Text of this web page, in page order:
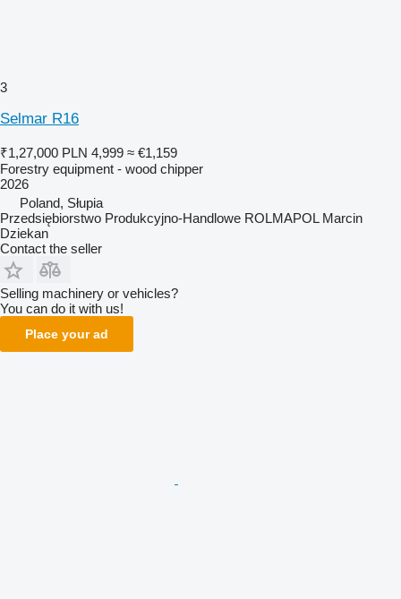
3
Selmar R16
₹1,27,000 PLN 4,999 ≈ €1,159
Forestry equipment - wood chipper
2026
Poland, Słupia
Przedsiębiorstwo Produkcyjno-Handlowe ROLMAPOL Marcin
Dziekan
Contact the seller
Selling machinery or vehicles?
You can do it with us!
Place your ad